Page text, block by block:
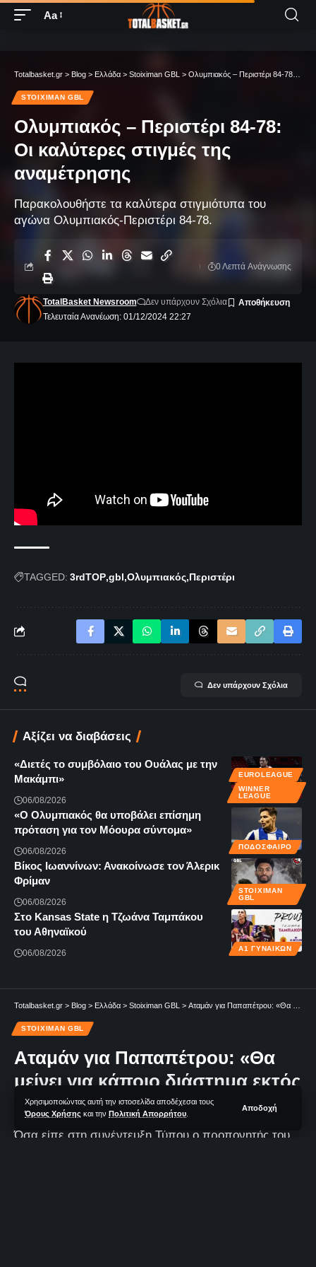
Χρησιμοποιώντας αυτή την ιστοσελίδα αποδέχεσαι τους
Όρους Χρήσης και την Πολιτική Απορρήτου
Αποδοχή
Aa
Totalbasket.gr > Blog > Ελλάδα > Stoiximan GBL > Ολυμπιακός – Περιστέρι 84-78: Οι καλύτερες στιγμές της αναμέτρησης
STOIXIMAN GBL
Ολυμπιακός – Περιστέρι 84-78:
Οι καλύτερες στιγμές της
αναμέτρησης
Παρακολουθήστε τα καλύτερα στιγμιότυπα του
αγώνα Ολυμπιακός-Περιστέρι 84-78.
Τελευταία Ανανέωση: 01/12/2024 22:27
TotalBasket Newsroom Δεν υπάρχουν Σχόλια
0 Λεπτά Aνάγνωσης
TAGGED: 3rdTOP gbl Ολυμπιακός Περιστέρι
Δεν υπάρχουν Σχόλια
Αξίζει να διαβάσεις
EUROLEAGUE
WINNER
LEAGUE
«Διετές το συμβόλαιο του Ουάλας με την
Μακάμπι»
06/08/2026
ΠΟΔΟΣΦΑΙΡΟ
«Ο Ολυμπιακός θα υποβάλει επίσημη
πρόταση για τον Μόουρα σύντομα»
06/08/2026
STOIXIMAN
GBL
Βίκος Ιωαννίνων: Ανακοίνωσε τον Άλερικ
Φρίμαν
06/08/2026
Α1 ΓΥΝΑΙΚΏΝ
Στο Kansas State η Τζωάνα Ταμπάκου
του Αθηναϊκού
06/08/2026
Totalbasket.gr > Blog > Ελλάδα > Stoiximan GBL > Αταμάν για Παπαπέτρου: «Θα μείνει για κάποιο διάστημα εκτός ομάδας»
STOIXIMAN GBL
Αταμάν για Παπαπέτρου: «Θα
μείνει για κάποιο διάστημα εκτός
ομάδας»
Όσα είπε στη συνέντευξη Τύπου ο προπονητής του